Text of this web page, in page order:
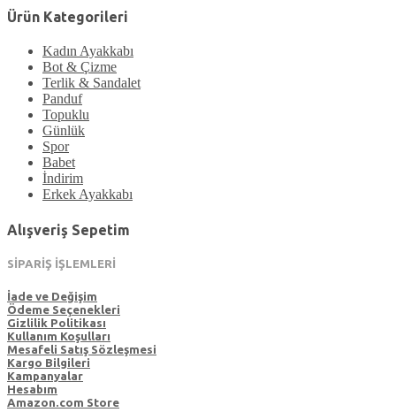
Ürün Kategorileri
Kadın Ayakkabı
Bot & Çizme
Terlik & Sandalet
Panduf
Topuklu
Günlük
Spor
Babet
İndirim
Erkek Ayakkabı
Alışveriş Sepetim
SİPARİŞ İŞLEMLERİ
İade ve Değişim
Ödeme Seçenekleri
Gizlilik Politikası
Kullanım Koşulları
Mesafeli Satış Sözleşmesi
Kargo Bilgileri
Kampanyalar
Hesabım
Amazon.com Store